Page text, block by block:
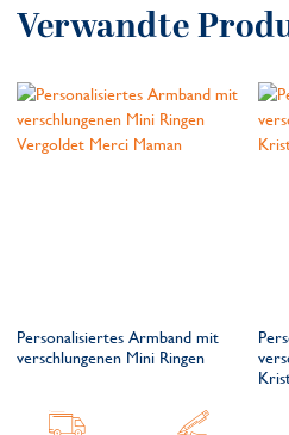
Verwandte
Personalisiertes Armband mit
verschlungenen Mini Ringen